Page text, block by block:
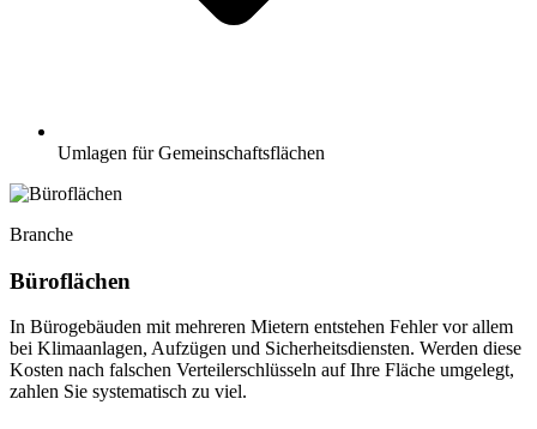
Umlagen für Gemeinschaftsflächen
Branche
Büroflächen
In Bürogebäuden mit mehreren Mietern entstehen Fehler vor allem
bei Klimaanlagen, Aufzügen und Sicherheitsdiensten. Werden diese
Kosten nach falschen Verteilerschlüsseln auf Ihre Fläche umgelegt,
zahlen Sie systematisch zu viel.